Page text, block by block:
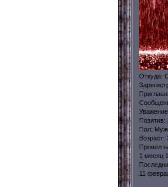
Откуда:
Позитив:
Пол:
Возраст:
Провел
1 месяц
11